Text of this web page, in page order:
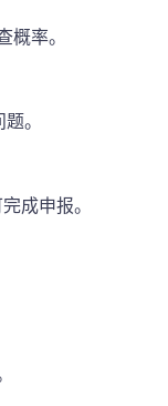
概率。
。
成申报。